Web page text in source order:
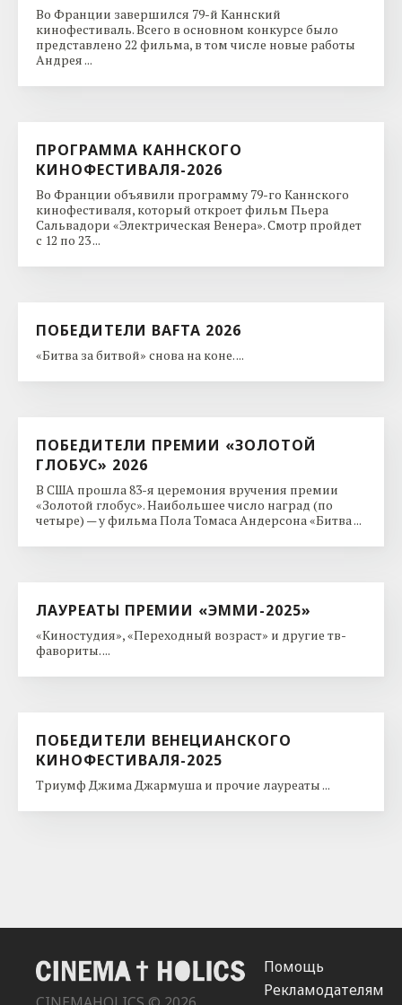
Во Франции завершился 79-й Каннский
кинофестиваль. Всего в основном конкурсе было
представлено 22 фильма, в том числе новые работы
Андрея ...
ПРОГРАММА КАННСКОГО
КИНОФЕСТИВАЛЯ-2026
Во Франции объявили программу 79-го Каннского
кинофестиваля, который откроет фильм Пьера
Сальвадори «Электрическая Венера». Смотр пройдет
с 12 по 23 ...
ПОБЕДИТЕЛИ BAFTA 2026
«Битва за битвой» снова на коне. ...
ПОБЕДИТЕЛИ ПРЕМИИ «ЗОЛОТОЙ
ГЛОБУС» 2026
В США прошла 83-я церемония вручения премии
«Золотой глобус». Наибольшее число наград (по
четыре) — у фильма Пола Томаса Андерсона «Битва ...
ЛАУРЕАТЫ ПРЕМИИ «ЭММИ-2025»
«Киностудия», «Переходный возраст» и другие тв-
фавориты. ...
ПОБЕДИТЕЛИ ВЕНЕЦИАНСКОГО
КИНОФЕСТИВАЛЯ-2025
Триумф Джима Джармуша и прочие лауреаты ...
Помощь
Рекламодателям